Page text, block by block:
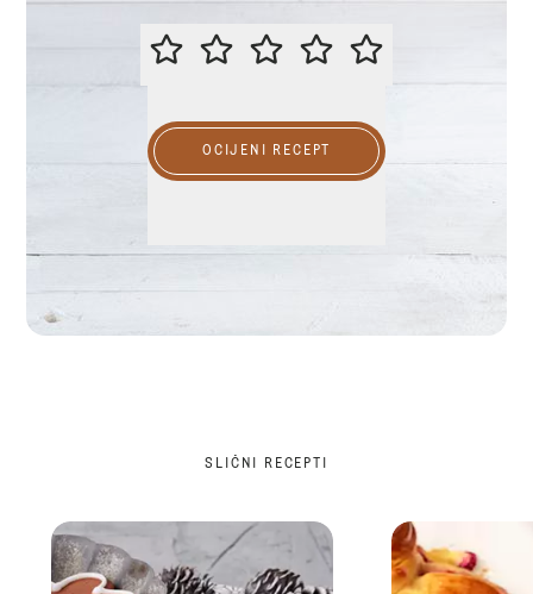
OCIJENITE OVAJ RECEPT
OCIJENI RECEPT
SLIČNI RECEPTI